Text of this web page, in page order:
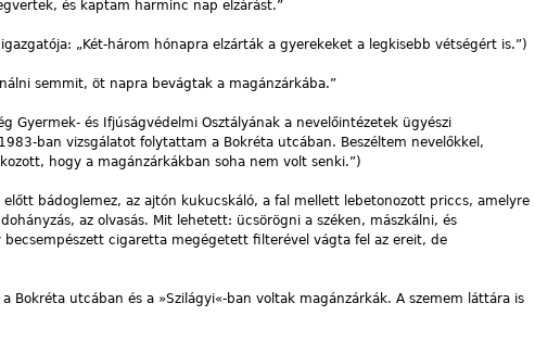
és kaptam harminc nap elzárást.”
„Két-három hónapra elzárták a gyerekeket a legkisebb vétségért is.”)
semmit, öt napra bevágtak a magánzárkába.”
Gyermek- és Ifjúságvédelmi Osztályának a nevelőintézetek ügyészi
ban vizsgálatot folytattam a Bokréta utcában. Beszéltem nevelőkkel,
hogy a magánzárkákban soha nem volt senki.”)
előtt bádoglemez, az ajtón kukucskáló, a fal mellett lebetonozott priccs, amelyre
az olvasás. Mit lehetett: ücsörögni a széken, mászkálni, és
becsempészett cigaretta megégetett filterével vágta fel az ereit, de
Bokréta utcában és a »Szilágyi«-ban voltak magánzárkák. A szemem láttára is